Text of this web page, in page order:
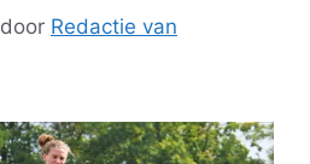
door Redactie van